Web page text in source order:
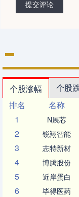
提交评论
个股涨幅 个股
排名
名称
1
N展芯
2 锐翔智能
3 志特新材
4 博腾股份
5 近岸蛋白
6 毕得医药